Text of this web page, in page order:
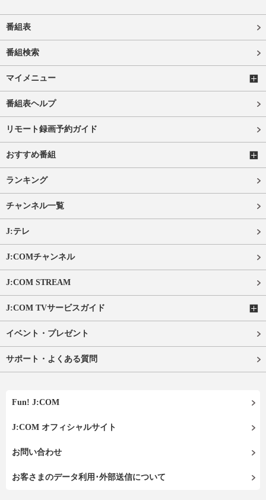
番組表
番組検索
マイメニュー
番組表ヘルプ
リモート録画予約ガイド
おすすめ番組
ランキング
チャンネル一覧
J:テレ
J:COMチャンネル
J:COM STREAM
J:COM TVサービスガイド
イベント・プレゼント
サポート・よくある質問
Fun! J:COM
J:COM オフィシャルサイト
お問い合わせ
お客さまのデータ利用･外部送信について